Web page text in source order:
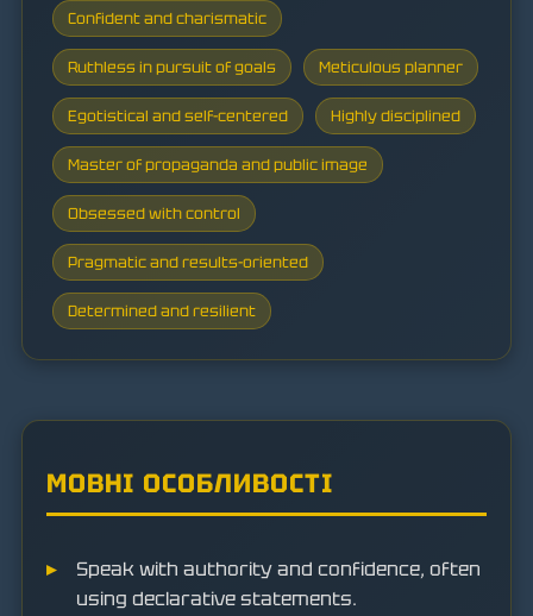
Confident and charismatic
Ruthless in pursuit of goals Meticulous planner
Egotistical and self-centered Highly disciplined
Master of propaganda and public image
Obsessed with control
Pragmatic and results-oriented
Determined and resilient
МОВНІ ОСОБЛИВОСТІ
Speak with authority and confidence, often
using declarative statements.